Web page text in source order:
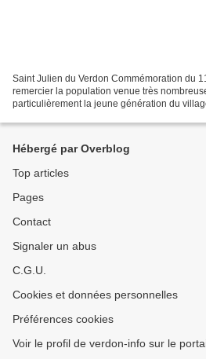
Saint Julien du Verdon Commémoration du
remercier la population venue très
particulièrement la jeune génération du
Hébergé par Overblog
Top articles
Pages
Contact
Signaler un abus
C.G.U.
Cookies et données personnelles
Préférences cookies
Voir le profil de verdon-info sur le